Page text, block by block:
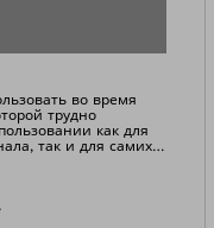
во время
трудно
как для
так и для самих
до шести